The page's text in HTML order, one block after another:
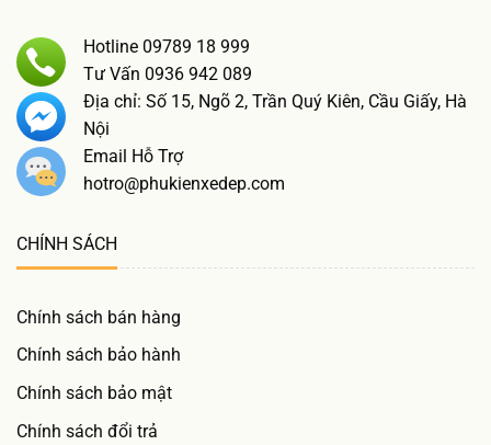
Hotline 09789 18 999
Tư Vấn 0936 942 089
Địa chỉ: Số 15, Ngõ 2, Trần Quý Kiên, Cầu Giấy, Hà
Nội
Email Hỗ Trợ
hotro@phukienxedep.com
CHÍNH SÁCH
Chính sách bán hàng
Chính sách bảo hành
Chính sách bảo mật
Chính sách đổi trả